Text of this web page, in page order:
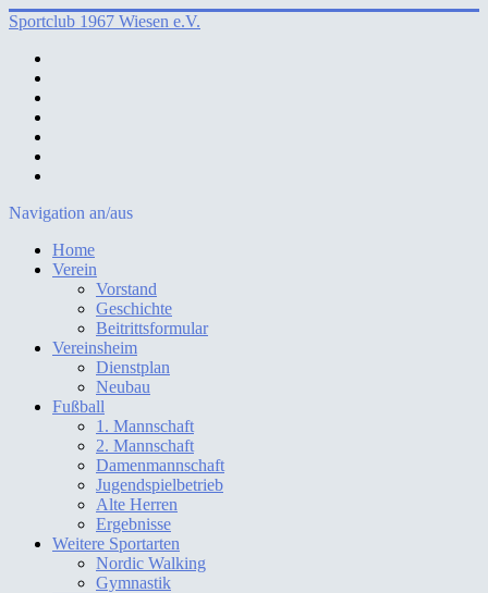
Sportclub 1967 Wiesen e.V.
Navigation an/aus
Home
Verein
Vorstand
Geschichte
Beitrittsformular
Vereinsheim
Dienstplan
Neubau
Fußball
1. Mannschaft
2. Mannschaft
Damenmannschaft
Jugendspielbetrieb
Alte Herren
Ergebnisse
Weitere Sportarten
Nordic Walking
Gymnastik